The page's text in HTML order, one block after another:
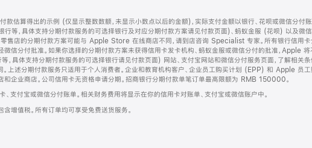
款估算得出的示例 (仅显示整数数额，未显示小数点以后的金额)，实际支付金额以银行、花呗或微信分付
行等，具体支持分期付款服务的可选择银行及对应分期付款方案请见付款页面)、蚂蚁金服 (花呗) 以及微
售店的分期付款方案可能与 Apple Store 在线商店不同，请到店咨询 Specialist 专家。所有银行信用卡
微信分付批准。如果你选择的分期付款方案未获得信用卡发卡机构、蚂蚁金服或微信分付的批准，Apple
，具体支持分期付款服务的可选择银行请见付款页面) 网站、支付宝网站和微信分付服务页面，了解相关
。上述分期付款服务只适用于个人消费者。企业和教育机构客户、企业员工购买计划 (EPP) 和 Apple 员
和企业商店。公司信用卡无资格申请分期。招商银行分期付款单笔订单最高限额为 RMB 150000。
支付宝或微信分付账单。相关财务费用将显示在你的信用卡对账单、支付宝或微信账户中。
增值税。所有订单均可享受免费送货服务。